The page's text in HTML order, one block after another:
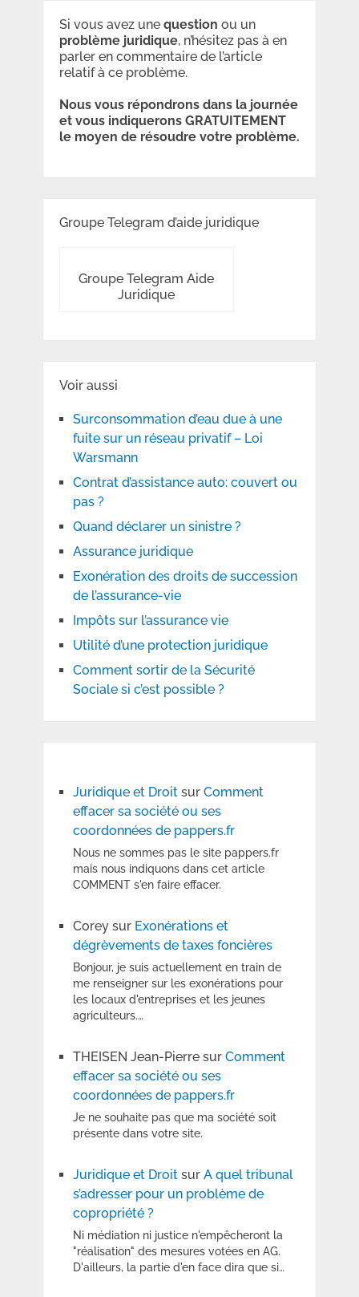
Si vous avez une question ou un
problème juridique, n’hésitez pas à en
parler en commentaire de l’article
relatif à ce problème.
Nous vous répondrons dans la journée
et vous indiquerons GRATUITEMENT
le moyen de résoudre votre problème.
Groupe Telegram d’aide juridique
Groupe Telegram Aide
Juridique
Voir aussi
Surconsommation d’eau due à une
fuite sur un réseau privatif – Loi
Warsmann
Contrat d’assistance auto: couvert ou
pas ?
Quand déclarer un sinistre ?
Assurance juridique
Exonération des droits de succession
de l’assurance-vie
Impôts sur l’assurance vie
Utilité d’une protection juridique
Comment sortir de la Sécurité
Sociale si c’est possible ?
Juridique et Droitsur Comment
effacer sa société ou ses
coordonnées de pappers.fr
Nous ne sommes pas le site pappers.fr
mais nous indiquons dans cet article
COMMENT s'en faire effacer.
Coreysur Exonérations et
dégrèvements de taxes foncières
Bonjour, je suis actuellement en train de
me renseigner sur les exonérations pour
les locaux d'entreprises et les jeunes
agriculteurs.…
THEISEN Jean-Pierresur Comment
effacer sa société ou ses
coordonnées de pappers.fr
Je ne souhaite pas que ma société soit
présente dans votre site.
Juridique et Droitsur A quel tribunal
s’adresser pour un problème de
copropriété ?
Ni médiation ni justice n'empêcheront la
"réalisation" des mesures votées en AG.
D'ailleurs, la partie d'en face dira que si…